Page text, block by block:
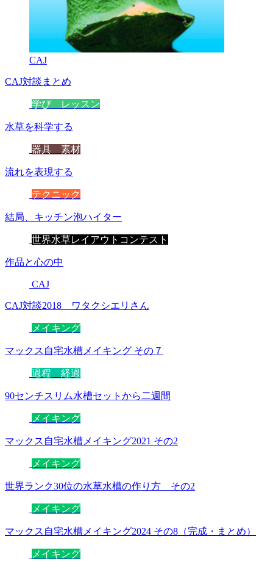
CAJ
CAJ対談まとめ
学び レッスン
水草を科学する
器具 素材
流れを表現する
テクニック
結局、キッチン泡ハイター
世界水草レイアウトコンテスト
作品と心の中
CAJ
CAJ対談2018 ワタクシエリさん
メイキング
マックス自宅水槽メイキング その７
過程 経過
90センチスリム水槽セットから二週間
メイキング
マックス自宅水槽メイキング2021 その2
メイキング
世界ランク30位の水草水槽の作り方 その2
メイキング
マックス自宅水槽メイキング2024 その8（完成・まとめ）
メイキング